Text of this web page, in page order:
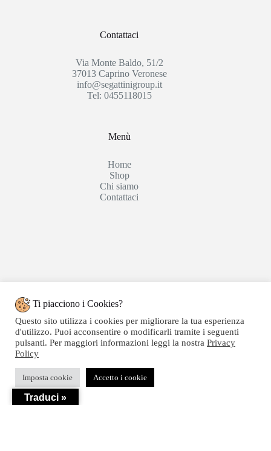
Contattaci
Via Monte Baldo, 51/2
37013 Caprino Veronese
info@segattinigroup.it
Tel: 0455118015
Menù
Home
Shop
Chi siamo
Contattaci
Copyright © 2020 SEGATTINI GROUP SRL - Web
powered by Dylog Italia S.p.a. - P.IVA 04550820239
Privacy
Ti piacciono i Cookies?
Questo sito utilizza i cookies per migliorare la tua esperienza
d'utilizzo. Puoi acconsentire o modificarli tramite i seguenti
pulsanti. Per maggiori informazioni leggi la nostra Privacy
Policy
Imposta cookie Accetto i cookie
Traduci »